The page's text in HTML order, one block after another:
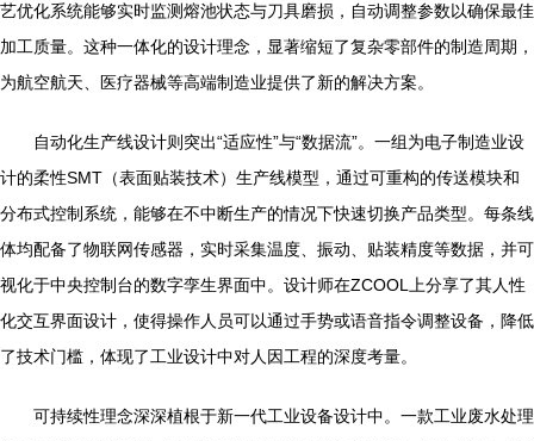
艺优化系统能够实时监测熔池状态与刀具磨损，自动调整参数以确保最佳
加工质量。这种一体化的设计理念，显著缩短了复杂零部件的制造周期，
为航空航天、医疗器械等高端制造业提供了新的解决方案。
自动化生产线设计则突出“适应性”与“数据流”。一组为电子制造业设
计的柔性SMT（表面贴装技术）生产线模型，通过可重构的传送模块和
分布式控制系统，能够在不中断生产的情况下快速切换产品类型。每条线
体均配备了物联网传感器，实时采集温度、振动、贴装精度等数据，并可
视化于中央控制台的数字孪生界面中。设计师在ZCOOL上分享了其人性
化交互界面设计，使得操作人员可以通过手势或语音指令调整设备，降低
了技术门槛，体现了工业设计中对人因工程的深度考量。
可持续性理念深深植根于新一代工业设备设计中。一款工业废水处理